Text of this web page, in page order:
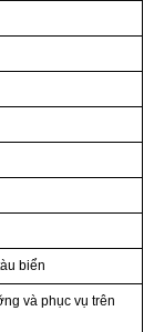
biển
và phục vụ trên